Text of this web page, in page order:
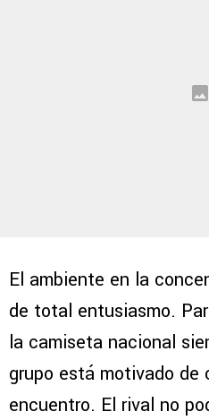
El ambiente en la
de total entusiasmo.
la camiseta nacional
grupo está motivado de
encuentro. El rival no